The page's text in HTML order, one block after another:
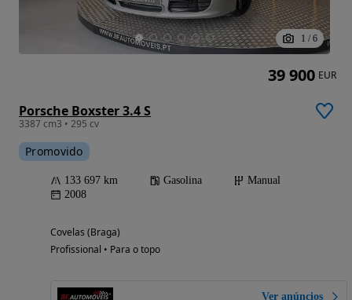
1 / 6
Porsche Boxster 3.4 S
3387 cm3 • 295 cv
Promovido
133 697 km Gasolina
Manual
2008
Covelas (Braga)
Profissional • Para o topo
Ver anúncios
39 900 EUR